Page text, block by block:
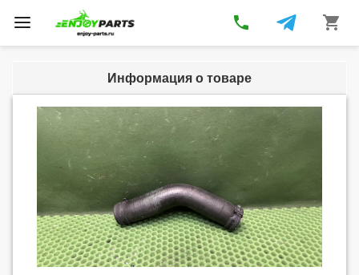
Toggle
navigation
phone shopping_cart
Информация о товаре